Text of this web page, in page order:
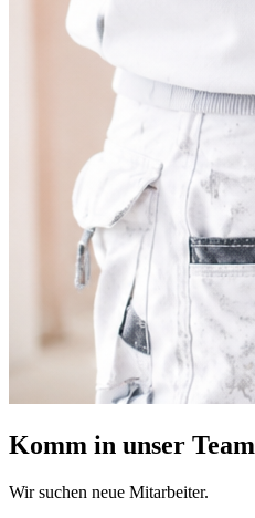
Komm in unser Team
Wir suchen neue Mitarbeiter.